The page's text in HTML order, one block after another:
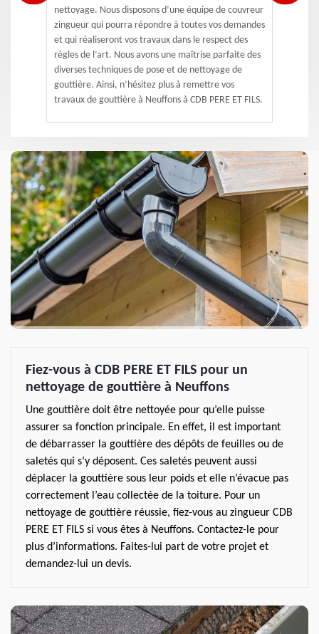
nettoyage. Nous disposons d’une équipe de couvreur
zingueur qui pourra répondre à toutes vos demandes
et qui réaliseront vos travaux dans le respect des
règles de l’art. Nous avons une maîtrise parfaite des
diverses techniques de pose et de nettoyage de
gouttière. Ainsi, n’hésitez plus à remettre vos
travaux de gouttière à Neuffons à CDB PERE ET FILS.
Fiez-vous à CDB PERE ET FILS pour un
nettoyage de gouttière à Neuffons
Une gouttière doit être nettoyée pour qu’elle puisse
assurer sa fonction principale. En effet, il est important
de débarrasser la gouttière des dépôts de feuilles ou de
saletés qui s’y déposent. Ces saletés peuvent aussi
déplacer la gouttière sous leur poids et elle n’évacue pas
correctement l’eau collectée de la toiture. Pour un
nettoyage de gouttière réussie, fiez-vous au zingueur CDB
PERE ET FILS si vous êtes à Neuffons. Contactez-le pour
plus d’informations. Faites-lui part de votre projet et
demandez-lui un devis.